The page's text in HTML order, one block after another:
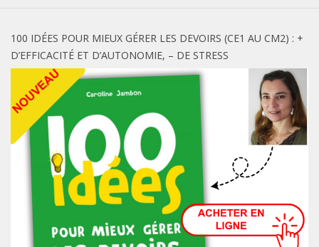
100 IDÉES POUR MIEUX GÉRER LES DEVOIRS (CE1 AU CM2) : +
D’EFFICACITÉ ET D’AUTONOMIE, – DE STRESS